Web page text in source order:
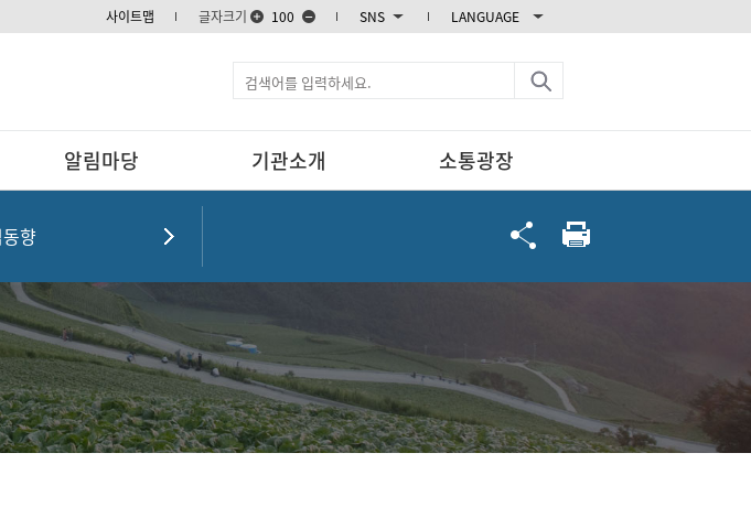
사이트맵 글자크기 100
SNS
카카오스토리
인스타그램
LANGUAGE
알림마당 기관소개 소통광장
향